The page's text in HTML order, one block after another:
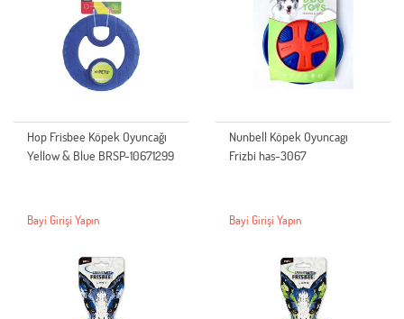
Hop Frisbee Köpek Oyuncağı
Yellow & Blue BRSP-10671299
Bayi Girişi Yapın
Nunbell Köpek Oyuncagı
Frizbi has-3067
Bayi Girişi Yapın